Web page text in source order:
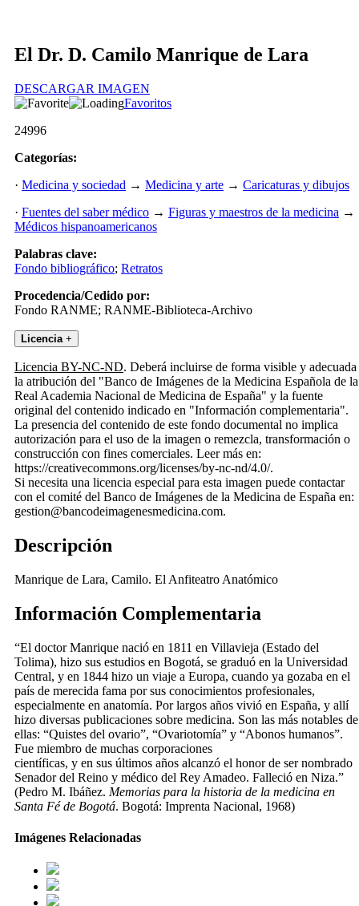
El Dr. D. Camilo Manrique de Lara
DESCARGAR IMAGEN
Favoritos
24996
Categorías:
· Medicina y sociedad → Medicina y arte → Caricaturas y dibujos
· Fuentes del saber médico → Figuras y maestros de la medicina →
Médicos hispanoamericanos
Palabras clave:
Fondo bibliográfico; Retratos
Procedencia/Cedido por:
Fondo RANME; RANME-Biblioteca-Archivo
Licencia +
Licencia BY-NC-ND. Deberá incluirse de forma visible y adecuada
la atribución del "Banco de Imágenes de la Medicina Española de la
Real Academia Nacional de Medicina de España" y la fuente
original del contenido indicado en "Información complementaria".
La presencia del contenido de este fondo documental no implica
autorización para el uso de la imagen o remezcla, transformación o
construcción con fines comerciales. Leer más en:
https://creativecommons.org/licenses/by-nc-nd/4.0/.
Si necesita una licencia especial para esta imagen puede contactar
con el comité del Banco de Imágenes de la Medicina de España en:
gestion@bancodeimagenesmedicina.com.
Descripción
Manrique de Lara, Camilo. El Anfiteatro Anatómico
Información Complementaria
“El doctor Manrique nació en 1811 en Villavieja (Estado del
Tolima), hizo sus estudios en Bogotá, se graduó en la Universidad
Central, y en 1844 hizo un viaje a Europa, cuando ya gozaba en el
país de merecida fama por sus conocimientos profesionales,
especialmente en anatomía. Por largos años vivió en España, y allí
hizo diversas publicaciones sobre medicina. Son las más notables de
ellas: “Quistes del ovario”, “Ovariotomía” y “Abonos humanos”.
Fue miembro de muchas corporaciones
científicas, y en sus últimos años alcanzó el honor de ser nombrado
Senador del Reino y médico del Rey Amadeo. Falleció en Niza.”
(Pedro M. Ibáñez. Memorias para la historia de la medicina en
Santa Fé de Bogotá. Bogotá: Imprenta Nacional, 1968)
Imágenes Relacionadas